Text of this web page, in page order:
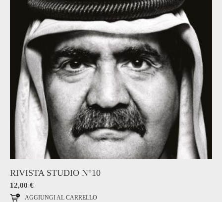
RIVISTA STUDIO N°10
12,00 €
AGGIUNGI AL CARRELLO